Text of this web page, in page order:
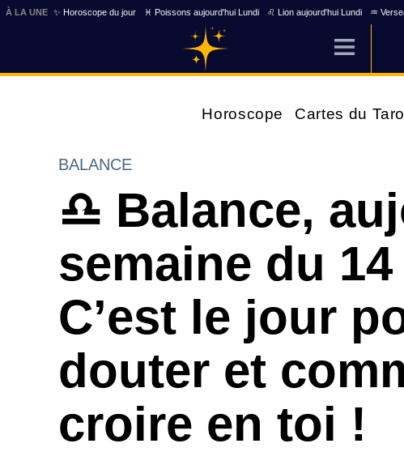
À LA UNE ✨ Horoscope du jour ♓ Poissons aujourd'hui Lundi ♌ Lion aujourd'hui Lundi ♒
Horoscope Cartes du
BALANCE
♎ Balance,
semaine du
C’est le jour
douter et
croire en toi !